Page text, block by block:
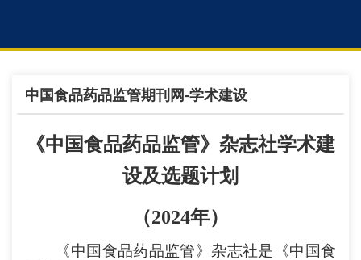
中国食品药品监管期刊网-学术建设
《中国食品药品监管》杂志社学术建
设及选题计划
（2024年）
《中国食品药品监管》杂志社是《中国食